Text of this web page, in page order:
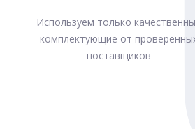
Используем только
комплектующие от
поставщиков